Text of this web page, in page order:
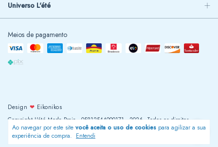
Ao navegar por este site você aceita o uso de cookies para agilizar a sua
experiência de compra. Entendi
Universo L'été
Meios de pagamento
Design ❤ Eikonikos
Copyright L'été Moda Praia - 05812544000171 - 2026. Todos os direitos
reservados.